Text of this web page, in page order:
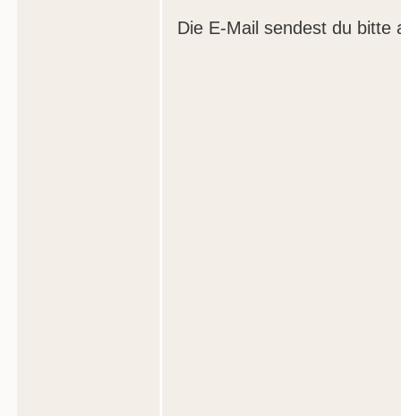
Die E-Mail sendest du bitte